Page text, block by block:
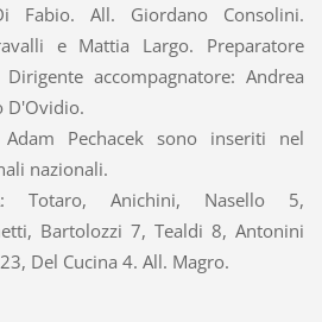
Fabio. All. Giordano Consolini.
e Mattia Largo. Preparatore
accompagnatore: Andrea
D'Ovidio.
Pechacek sono inseriti nel
nazionali.
Totaro, Anichini, Nasello 5,
Bartolozzi 7, Tealdi 8, Antonini
Del Cucina 4. All. Magro.